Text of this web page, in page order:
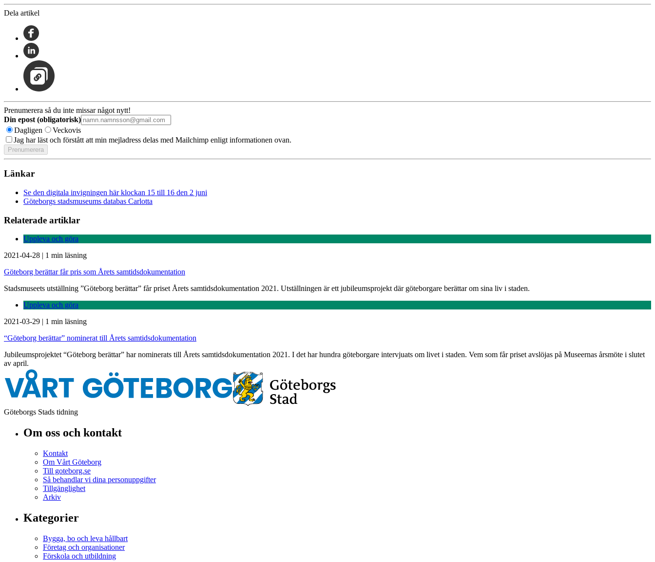
Dela artikel
Prenumerera så du inte missar något nytt!
Din epost (obligatorisk)
Dagligen
Veckovis
Jag har läst och förstått att min mejladress delas med Mailchimp enligt informationen ovan.
Länkar
Se den digitala invigningen här klockan 15 till 16 den 2 juni
Göteborgs stadsmuseums databas Carlotta
Relaterade artiklar
Uppleva och göra
2021-04-28 | 1 min läsning
Göteborg berättar får pris som Årets samtidsdokumentation
Stadsmuseets utställning ”Göteborg berättar” får priset Årets samtidsdokumentation 2021. Utställningen är ett jubileumsprojekt där göteborgare berättar om sina liv i staden.
Uppleva och göra
2021-03-29 | 1 min läsning
“Göteborg berättar” nominerat till Årets samtidsdokumentation
Jubileumsprojektet “Göteborg berättar” har nominerats till Årets samtidsdokumentation 2021. I det har hundra göteborgare intervjuats om livet i staden. Vem som får priset avslöjas på Museernas årsmöte i slutet
av april.
Göteborgs Stads tidning
Om oss och kontakt
Kontakt
Om Vårt Göteborg
Till goteborg.se
Så behandlar vi dina personuppgifter
Tillgänglighet
Arkiv
Kategorier
Bygga, bo och leva hållbart
Företag och organisationer
Förskola och utbildning